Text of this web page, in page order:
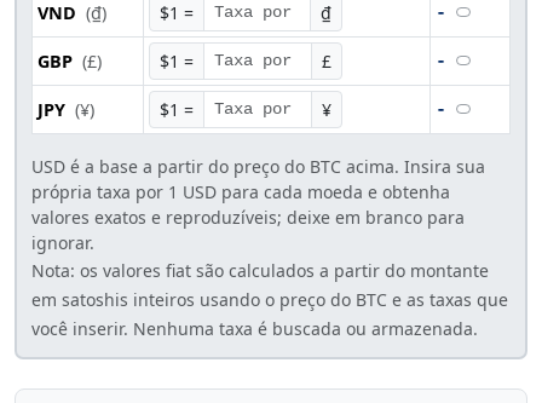
VND (₫) $1 = ₫ -
GBP (£) $1 = £ -
JPY (¥) $1 = ¥ -
USD é a base a partir do preço do BTC acima. Insira sua
própria taxa por 1 USD para cada moeda e obtenha
valores exatos e reproduzíveis; deixe em branco para
ignorar.
Nota: os valores fiat são calculados a partir do montante
em satoshis inteiros usando o preço do BTC e as taxas que
você inserir. Nenhuma taxa é buscada ou armazenada.